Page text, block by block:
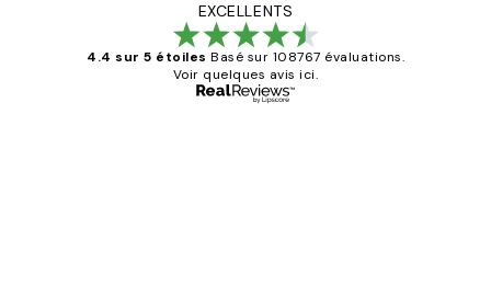
EXCELLENTS
4.4 sur 5 étoiles Basé sur 108767 évaluations.
Voir quelques avis ici.